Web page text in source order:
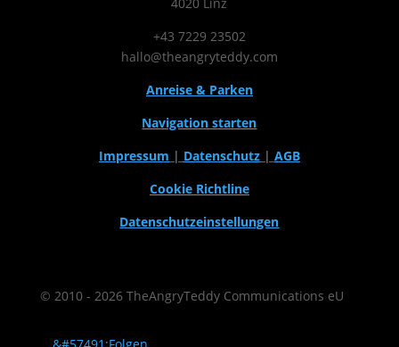
+43 7229 23502
hallo@theangryteddy.com
Anreise & Parken
Navigation starten
Impressum | Datenschutz| AGB
Cookie Richtline
Datenschutzeinstellungen
© 2010 - 2026 TheAngryTeddy Communications eU
Folgen